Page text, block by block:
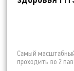
Самый
проходить во 2